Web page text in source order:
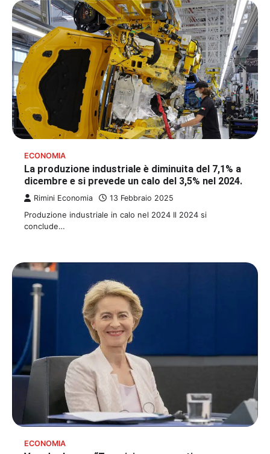
ECONOMIA
La produzione industriale è diminuita del 7,1% a
dicembre e si prevede un calo del 3,5% nel 2024.
Rimini Economia 13 Febbraio 2025
Produzione industriale in calo nel 2024 Il 2024 si
conclude…
ECONOMIA